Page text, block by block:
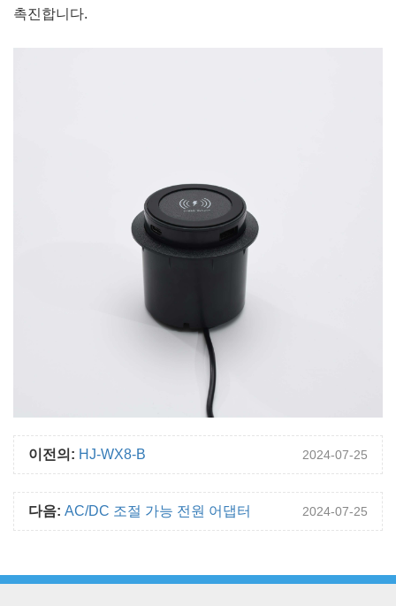
촉진합니다.
이전의: HJ-WX8-B 2024-07-25
다음: AC/DC 조절 가능 전원 어댑터 2024-07-25